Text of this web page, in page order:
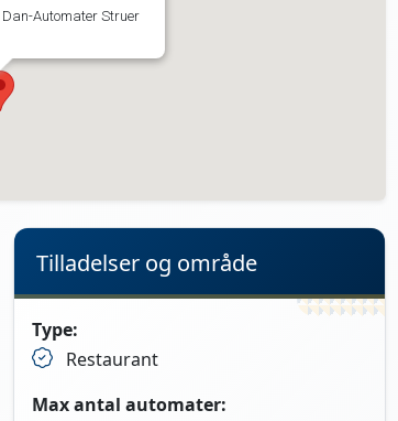
Dan-Automater Struer
Tilladelser og område
Type:
Restaurant
Max antal automater: